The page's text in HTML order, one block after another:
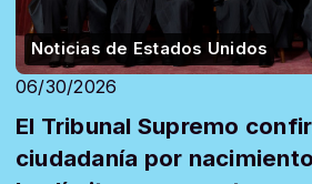
Noticias de Estados Unidos
06/30/2026
El Tribunal Supremo
ciudadanía por